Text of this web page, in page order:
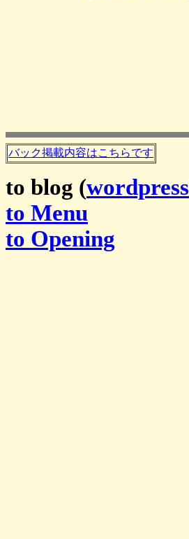
バック掲載内容はこちらです
to blog (wordpress
to Menu
to Opening